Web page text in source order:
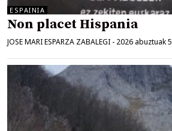
ESPAINIA
Non placet Hispania
JOSE MARI ESPARZA ZABALEGI - 2026 abuztuak 5